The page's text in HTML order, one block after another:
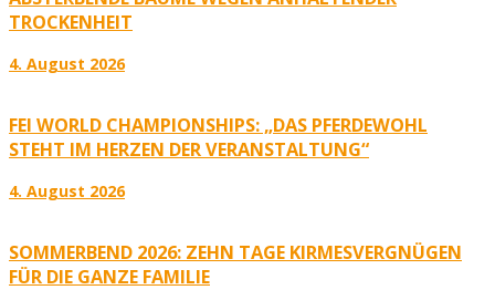
TROCKENHEIT
4. August 2026
FEI WORLD CHAMPIONSHIPS: „DAS PFERDEWOHL
STEHT IM HERZEN DER VERANSTALTUNG“
4. August 2026
SOMMERBEND 2026: ZEHN TAGE KIRMESVERGNÜGEN
FÜR DIE GANZE FAMILIE